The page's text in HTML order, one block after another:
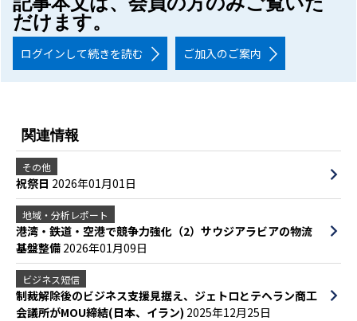
だけます。
ログインして続きを読む ご加入のご案内
関連情報
その他
祝祭日 2026年01月01日
地域・分析レポート
港湾・鉄道・空港で競争力強化（2）サウジアラビアの物流
基盤整備 2026年01月09日
ビジネス短信
制裁解除後のビジネス支援見据え、ジェトロとテヘラン商工
会議所がMOU締結(日本、イラン) 2025年12月25日